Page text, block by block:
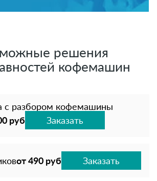
решения
кофемашин
с разбором кофемашины
руб
Заказать
от 490 руб Заказать